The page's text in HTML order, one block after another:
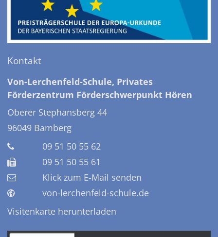
Kontakt
Von-Lerchenfeld-Schule, Privates
Förderzentrum Förderschwerpunkt Hören
Oberer Stephansberg 44
96049 Bamberg
09 51 50 55 62
09 51 50 55 61
Klick zum E-Mail senden
von-lerchenfeld-schule.de
Visitenkarte herunterladen